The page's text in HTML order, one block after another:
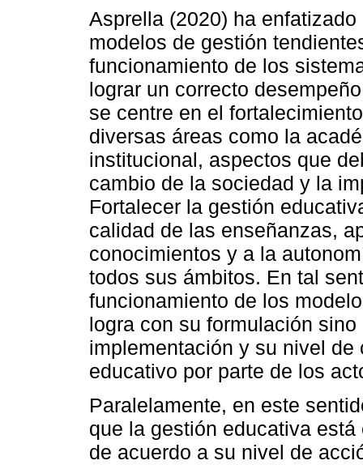
Asprella (2020) ha
modelos de gestión
funcionamiento de los
lograr un correcto
se centre en el
diversas áreas como la
institucional, aspectos que
cambio de la sociedad y la
Fortalecer la gestión
calidad de las enseñanzas,
conocimientos y a la
todos sus ámbitos. En tal
funcionamiento de los
logra con su formulación
implementación y su nivel
educativo por parte de los
Paralelamente, en este
que la gestión educativa
de acuerdo a su nivel de